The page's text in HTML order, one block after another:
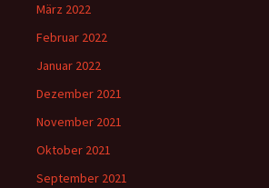
März 2022
Februar 2022
Januar 2022
Dezember 2021
November 2021
Oktober 2021
September 2021